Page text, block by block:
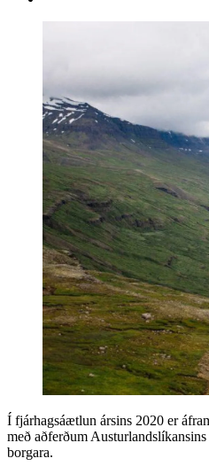
Í fjárhagsáætlun ársins 2020 er
með aðferðum
borgara.